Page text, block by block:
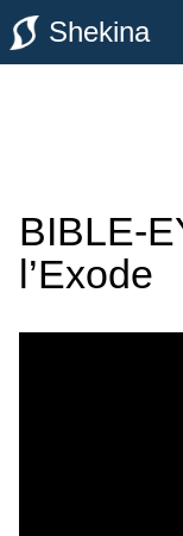
Shekina
BIBLE-
l’Exode